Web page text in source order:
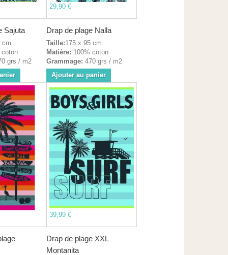
Sajuta
cm
grs / m2
29,90 €
Drap de plage Nalla
Taille:175 x 95 cm
Matière: 100% coton
Grammage: 470 grs / m2
Ajouter au panier
39,99 €
Drap de plage XXL
Montanita